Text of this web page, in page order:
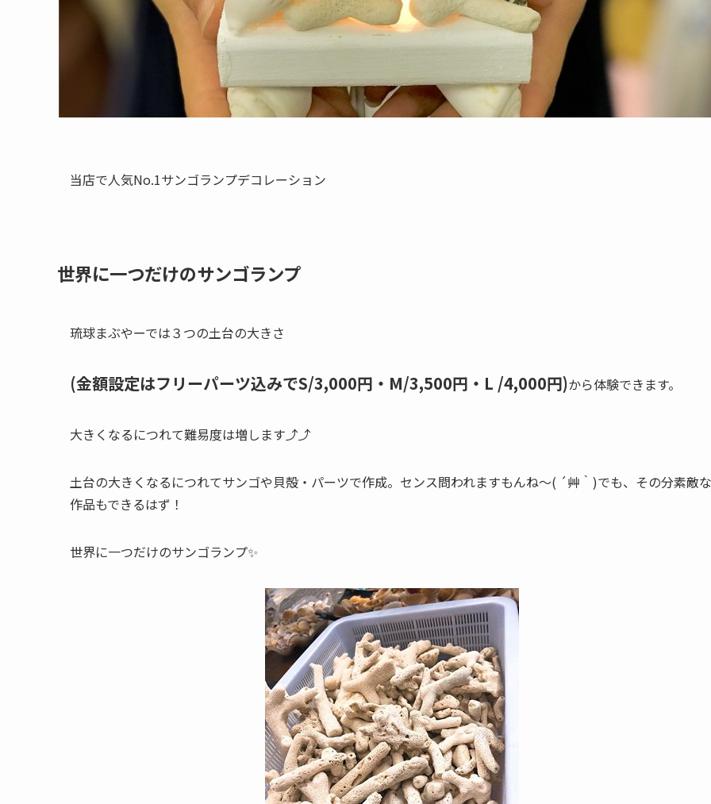
当店で人気No.1サンゴランプデコレーション
世界に一つだけのサンゴランプ
琉球まぶやーでは３つの土台の大きさ
(金額設定はフリーパーツ込みでS/3,000円・M/3,500円・L /4,000円)から体験できます。
大きくなるにつれて難易度は増します⤴⤴
土台の大きくなるにつれてサンゴや貝殻・パーツで作成。センス問われますもんね～( ´艸｀)でも、その分素敵な
作品もできるはず！
世界に一つだけのサンゴランプ✨